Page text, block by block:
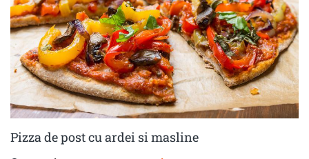
Pizza de post cu ardei si masline